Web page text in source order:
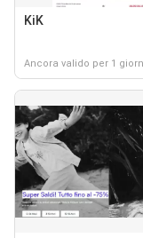
KiK
Ancora valido per 1